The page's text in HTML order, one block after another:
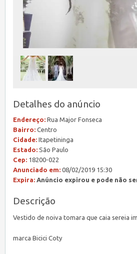
Detalhes do anúncio
Endereço: Rua Major Fonseca
Bairro: Centro
Cidade: Itapetininga
Estado: São Paulo
Cep: 18200-022
Anunciado em: 08/02/2019 15:30
Expira: Anúncio expirou e pode não
Descrição
Vestido de noiva tomara que caia sereia
marca Bicici Coty